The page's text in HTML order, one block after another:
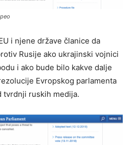
i njene države članice da
Rusije ako ukrajinski vojnici
i ako bude bilo kakve dalje
Evropskog parlamenta
tvrdnji ruskih medija.